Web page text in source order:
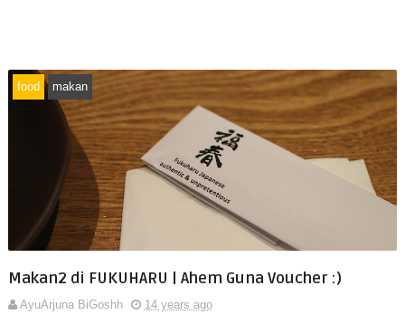
food makan
Makan2 di FUKUHARU | Ahem Guna Voucher :)
AyuArjuna BiGoshh
14 years ago